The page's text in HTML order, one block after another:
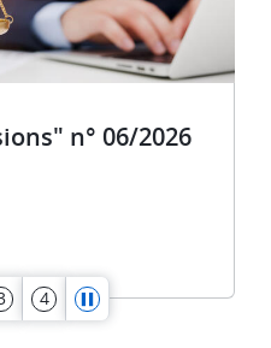
n° 06/2026
4